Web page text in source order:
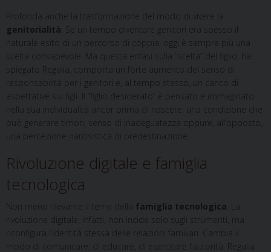
Profonda anche la trasformazione del modo di vivere la
genitorialità . Se un tempo diventare genitori era spesso il
naturale esito di un percorso di coppia, oggi è sempre più una
scelta consapevole. Ma questa enfasi sulla “scelta” del figlio, ha
spiegato Regalia, comporta un forte aumento del senso di
responsabilità per i genitori e, al tempo stesso, un carico di
aspettative sui figli. Il “figlio desiderato” è pensato e immaginato
nella sua individualità ancor prima di nascere: una condizione che
può generare timori, senso di inadeguatezza oppure, all’opposto,
una percezione narcisistica di predestinazione.
Rivoluzione digitale e famiglia
tecnologica
Non meno rilevante il tema della famiglia tecnologica . La
rivoluzione digitale, infatti, non incide solo sugli strumenti, ma
riconfigura l’identità stessa delle relazioni familiari. Cambia il
modo di comunicare, di educare, di esercitare l’autorità. Regalia